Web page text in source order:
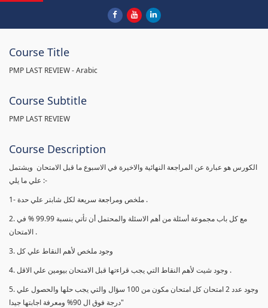
Course Title
PMP LAST REVIEW - Arabic
Course Subtitle
PMP LAST REVIEW
Course Description
الكورس هو عبارة عن المراجعة النهائية والاخيرة في الاسبوع ما قبل الامتحان ويشتمل
علي ما يلي :-
1- ملخص ومراجعة سريعة لكل شابتر علي حدة .
2. مع كل باب مجموعة أسئلة من أهم الاسئلة والمحتمل أن تأتي بنسبة 99.99 % في
الامتحان .
3. وجود ملخص لأهم النقاط علي كل
4. وجود شيت لأهم النقاط التي يجب قراءتها قبل الامتحان بيومين علي الاقل .
5. وجود عدد 2 امتحان كل امتحان مكون من 100 سؤال والتي يجب حلها والحصول علي
درجة فوق ال 90% ومعرفة اجابتها جيدا"